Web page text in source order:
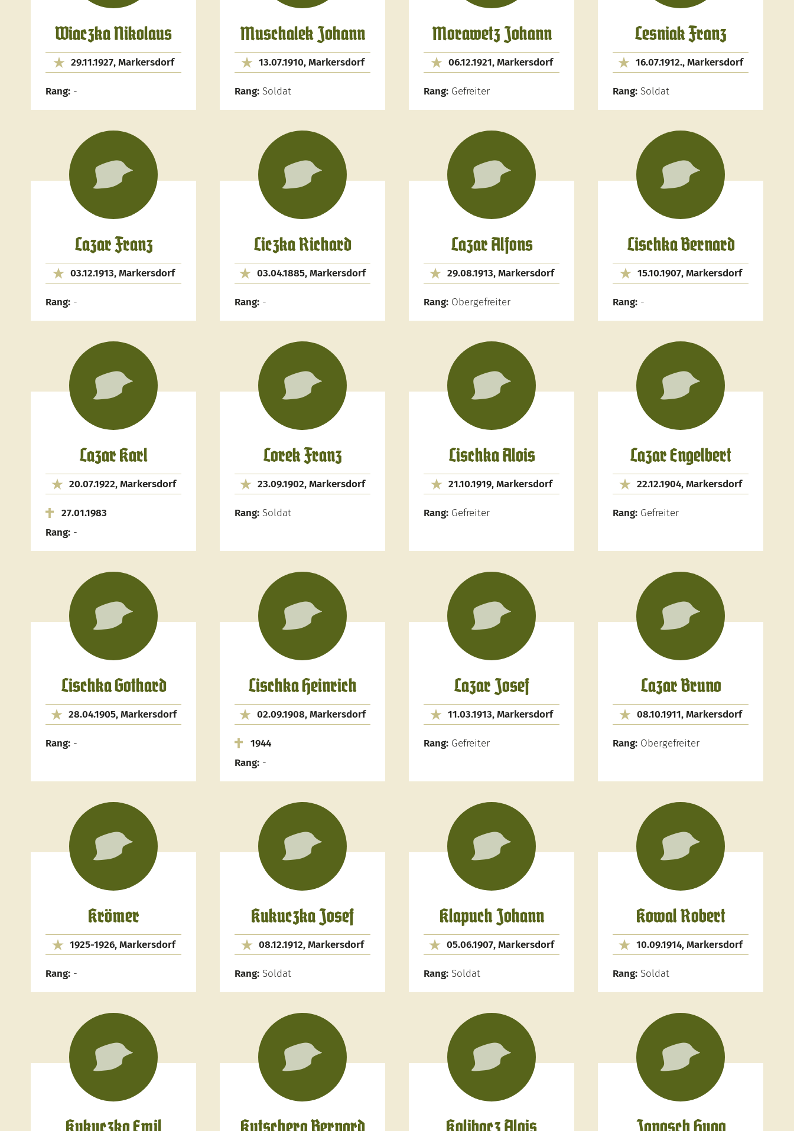
Wiaczka Nikolaus
29.11.1927, Markersdorf
Rang: -
Muschalek Johann
13.07.1910, Markersdorf
Rang: Soldat
Morawetz Johann
06.12.1921, Markersdorf
Rang: Gefreiter
Lesniak Franz
16.07.1912., Markersdorf
Rang: Soldat
Lazar Franz
03.12.1913, Markersdorf
Rang: -
Liczka Richard
03.04.1885, Markersdorf
Rang: -
Lazar Alfons
29.08.1913, Markersdorf
Rang: Obergefreiter
Lischka Bernard
15.10.1907, Markersdorf
Rang: -
Lazar Karl
20.07.1922, Markersdorf
27.01.1983
Rang: -
Lorek Franz
23.09.1902, Markersdorf
Rang: Soldat
Lischka Alois
21.10.1919, Markersdorf
Rang: Gefreiter
Lazar Engelbert
22.12.1904, Markersdorf
Rang: Gefreiter
Lischka Gothard
28.04.1905, Markersdorf
Rang: -
Lischka Heinrich
02.09.1908, Markersdorf
1944
Rang: -
Lazar Josef
11.03.1913, Markersdorf
Rang: Gefreiter
Lazar Bruno
08.10.1911, Markersdorf
Rang: Obergefreiter
Krömer
1925-1926, Markersdorf
Rang: -
Kukuczka Josef
08.12.1912, Markersdorf
Rang: Soldat
Klapuch Johann
05.06.1907, Markersdorf
Rang: Soldat
Kowal Robert
10.09.1914, Markersdorf
Rang: Soldat